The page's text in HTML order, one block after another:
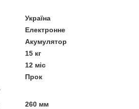
Україна
Електронне
Акумулятор
15 кг
12 міс
Прок
260 мм